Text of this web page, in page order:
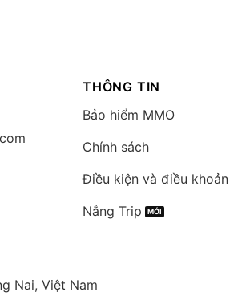
THÔNG TIN
Bảo hiểm MMO
Chính sách
Điều kiện và điều khoản
Nắng Trip
Nai, Việt Nam